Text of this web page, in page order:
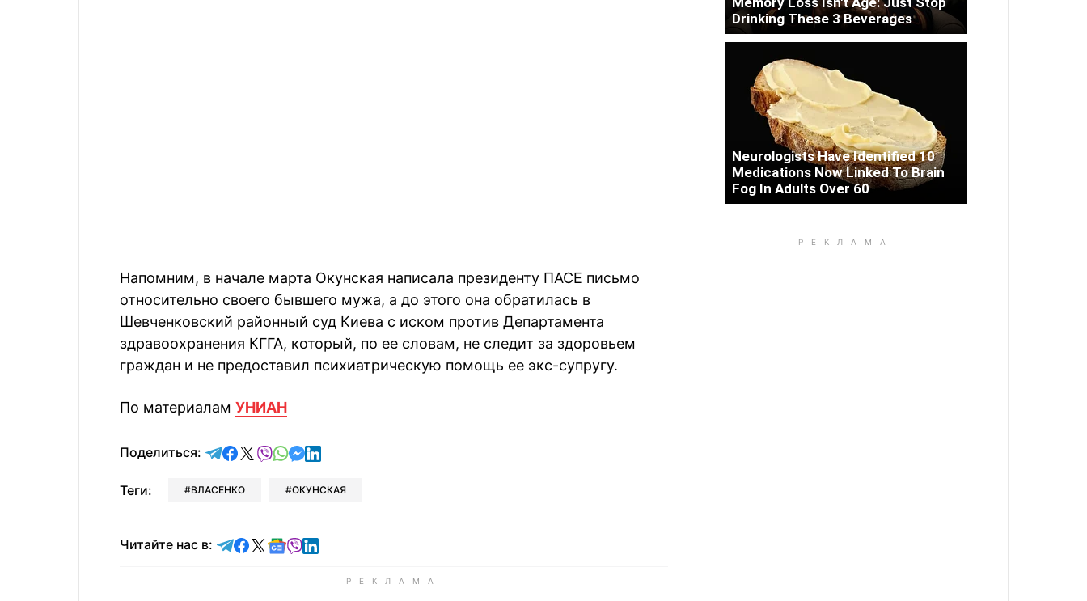
Напомним, в начале марта Окунская написала президенту ПАСЕ письмо
относительно своего бывшего мужа, а до этого она обратилась в
Шевченковский районный суд Киева с иском против Департамента
здравоохранения КГГА, который, по ее словам, не следит за здоровьем
граждан и не предоставил психиатрическую помощь ее экс-супругу.
По материалам УНИАН
Поделиться: отправить в Telegram
поделиться в Facebook
поделиться в X
отправить в Viber
отправить в Whatsapp
отправить в Messenger
отправить в LinkedIn
Теги: ВЛАСЕНКО ОКУНСКАЯ
Читайте нас в: Читайте в Telegram
Читайте в Facebook
Читайте в X
Читайте в Google news
Читайте в Viber
Читайте в LinkedIn